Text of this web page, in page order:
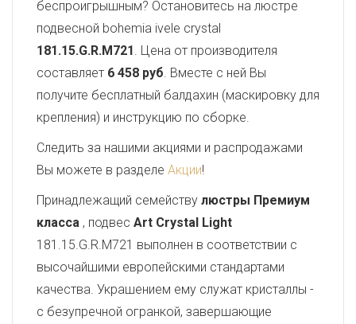
беспроигрышным? Остановитесь на люстре
подвесной bohemia ivele crystal
181.15.G.R.M721. Цена от производителя
составляет 6 458 руб. Вместе с ней Вы
получите бесплатный балдахин (маскировку для
крепления) и инструкцию по сборке.
Следить за нашими акциями и распродажами
Вы можете в разделе Акции!
Принадлежащий семейству люстры Премиум
класса , подвес Art Crystal Light
181.15.G.R.M721 выполнен в соответствии с
высочайшими европейскими стандартами
качества. Украшением ему служат кристаллы -
с безупречной огранкой, завершающие